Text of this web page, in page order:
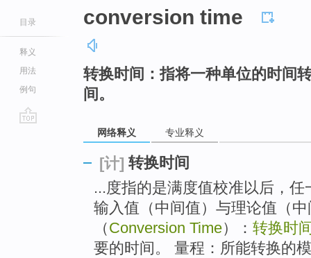
目录
释义
用法
例句
conversion time
转换时间：指将一种单位的时间
间。
网络释义 专业释义
[计] 转换时间
...度指的是满度值校准以后，
输入值（中间值）与理论值（
（Conversion Time）： 转换时
要的时间。 量程：所能转换的